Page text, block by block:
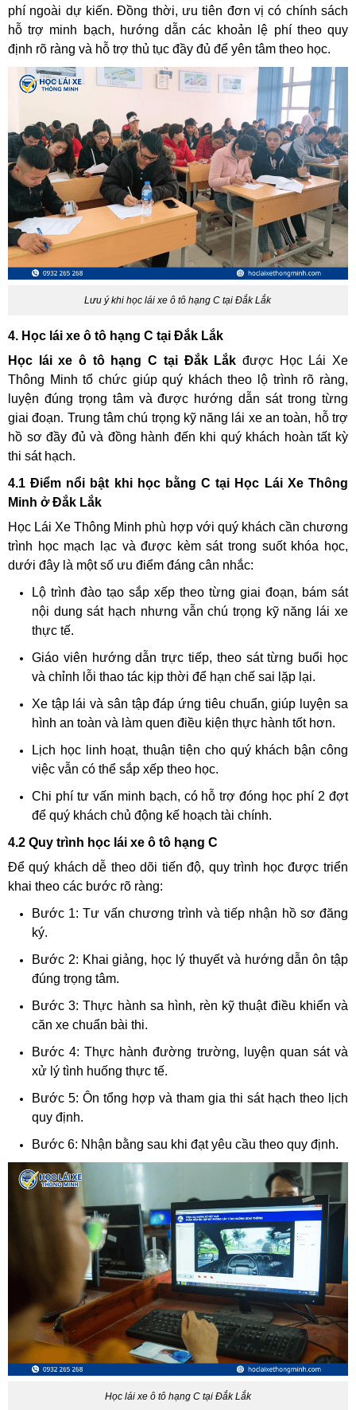
phí ngoài dự kiến. Đồng thời, ưu tiên đơn vị có chính sách
hỗ trợ minh bạch, hướng dẫn các khoản lệ phí theo quy
định rõ ràng và hỗ trợ thủ tục đầy đủ để yên tâm theo học.
Lưu ý khi học lái xe ô tô hạng C tại Đắk Lắk
4. Học lái xe ô tô hạng C tại Đắk Lắk
Học lái xe ô tô hạng C tại Đắk Lắk được Học Lái Xe
Thông Minh tổ chức giúp quý khách theo lộ trình rõ ràng,
luyện đúng trọng tâm và được hướng dẫn sát trong từng
giai đoạn. Trung tâm chú trọng kỹ năng lái xe an toàn, hỗ trợ
hồ sơ đầy đủ và đồng hành đến khi quý khách hoàn tất kỳ
thi sát hạch.
4.1 Điểm nổi bật khi học bằng C tại Học Lái Xe Thông
Minh ở Đắk Lắk
Học Lái Xe Thông Minh phù hợp với quý khách cần chương
trình học mạch lạc và được kèm sát trong suốt khóa học,
dưới đây là một số ưu điểm đáng cân nhắc:
Lộ trình đào tạo sắp xếp theo từng giai đoạn, bám sát
nội dung sát hạch nhưng vẫn chú trọng kỹ năng lái xe
thực tế.
Giáo viên hướng dẫn trực tiếp, theo sát từng buổi học
và chỉnh lỗi thao tác kịp thời để hạn chế sai lặp lại.
Xe tập lái và sân tập đáp ứng tiêu chuẩn, giúp luyện sa
hình an toàn và làm quen điều kiện thực hành tốt hơn.
Lịch học linh hoạt, thuận tiện cho quý khách bận công
việc vẫn có thể sắp xếp theo học.
Chi phí tư vấn minh bạch, có hỗ trợ đóng học phí 2 đợt
để quý khách chủ động kế hoạch tài chính.
4.2 Quy trình học lái xe ô tô hạng C
Để quý khách dễ theo dõi tiến độ, quy trình học được triển
khai theo các bước rõ ràng:
Bước 1: Tư vấn chương trình và tiếp nhận hồ sơ đăng
ký.
Bước 2: Khai giảng, học lý thuyết và hướng dẫn ôn tập
đúng trọng tâm.
Bước 3: Thực hành sa hình, rèn kỹ thuật điều khiển và
căn xe chuẩn bài thi.
Bước 4: Thực hành đường trường, luyện quan sát và
xử lý tình huống thực tế.
Bước 5: Ôn tổng hợp và tham gia thi sát hạch theo lịch
quy định.
Bước 6: Nhận bằng sau khi đạt yêu cầu theo quy định.
Học lái xe ô tô hạng C tại Đắk Lắk